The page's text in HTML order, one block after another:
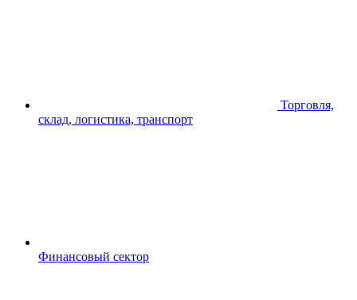
Торговля,
склад, логистика, транспорт
Финансовый сектор